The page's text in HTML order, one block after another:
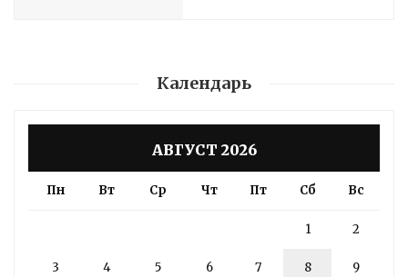
Календарь
АВГУСТ 2026
Пн Вт Ср Чт Пт Сб Вс
1 2
3 4 5 6 7 8 9